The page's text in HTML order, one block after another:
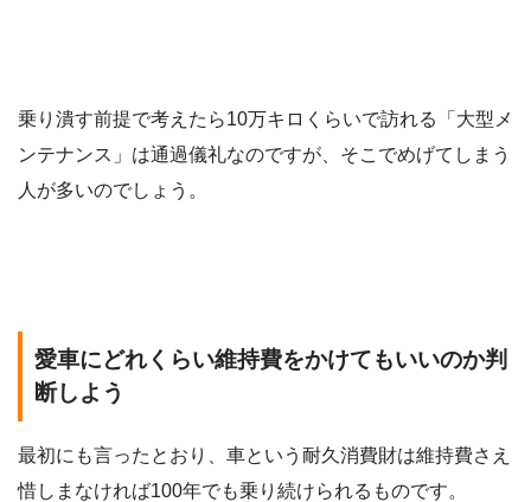
乗り潰す前提で考えたら10万キロくらいで訪れる「大型メ
ンテナンス」は通過儀礼なのですが、そこでめげてしまう
人が多いのでしょう。
愛車にどれくらい維持費をかけてもいいのか判
断しよう
最初にも言ったとおり、車という耐久消費財は維持費さえ
惜しまなければ100年でも乗り続けられるものです。